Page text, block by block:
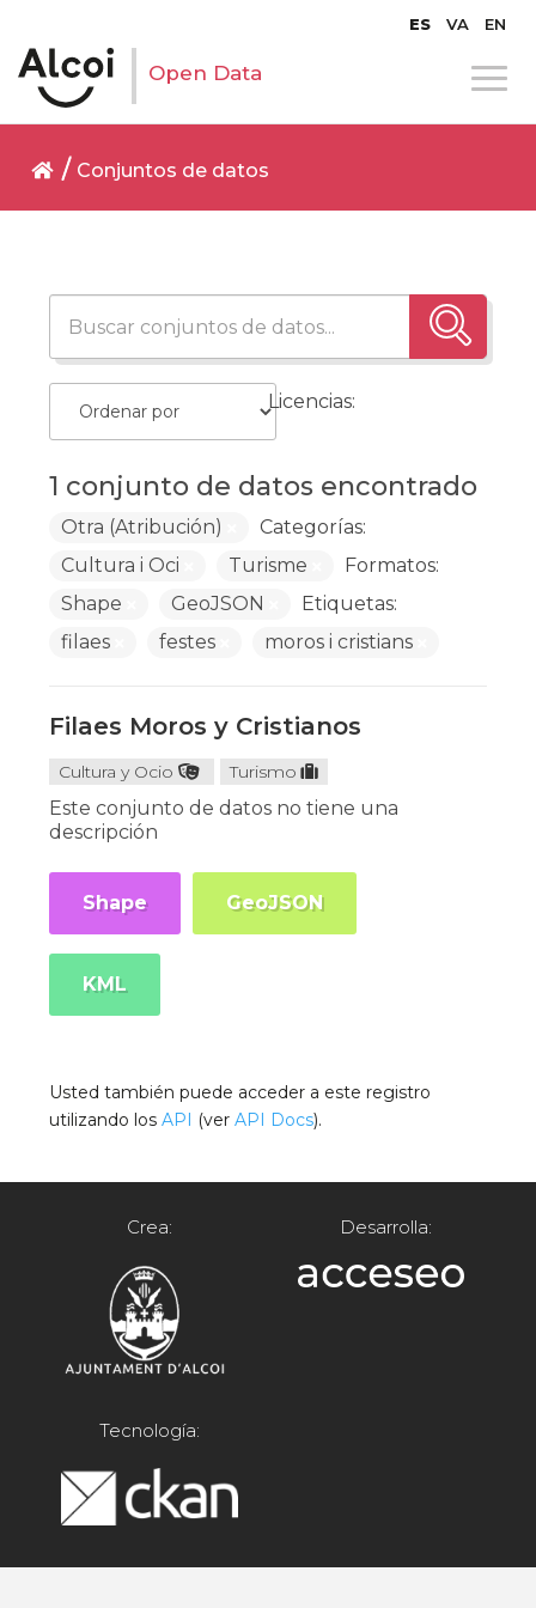
ES VA EN
Open Data
Conjuntos de datos
1 conjunto de datos encontrado
Licencias:
Otra (Atribución)
Categorías:
Cultura i Oci
Turisme
Formatos:
Shape
GeoJSON
Etiquetas:
filaes
festes moros i cristians
Filaes Moros y Cristianos
Cultura y Ocio Turismo
Este conjunto de datos no tiene una
descripción
Shape GeoJSON
KML
Usted también puede acceder a este registro
utilizando losAPI (verAPI Docs).
Crea: Desarrolla:
Tecnología: